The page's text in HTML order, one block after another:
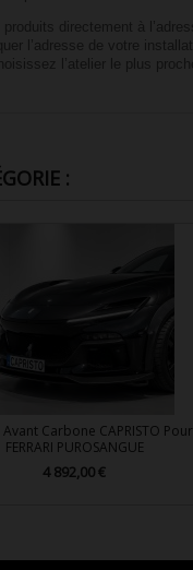
:
Carbone CAPRISTO Pour
FERRARI PUROSANGUE
Prix
4 892,00 €